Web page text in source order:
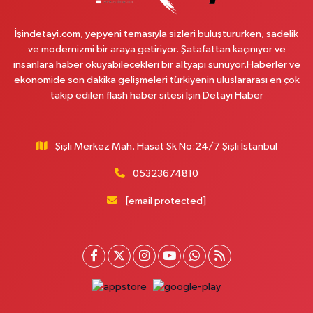
0 (212) 419 24 18 Yol Tarifi Al
Pera Eczanesi
Mimar Sinan Mahallesi, Selçukhan Caddesi No:267 A Sultanbeyli İstanbul
Kağıthane Sağlık Eczanesi
Nurtepe Mahallesi, Şehit Mustafa Burcu Caddesi No:27 A Kağıthane
Yol Tarifi Al
Yeni Mahallesi, 7053 Sokak No:23 B Silivri İstanbul
İşindetayi.com, yepyeni temasıyla sizleri buluştururken, sadelik
ve modernizmi bir araya getiriyor. Şatafattan kaçınıyor ve
insanlara haber okuyabilecekleri bir altyapı sunuyor.Haberler ve
ekonomide son dakika gelişmeleri türkiyenin uluslararası en çok
takip edilen flash haber sitesi İşin Detayı Haber
Şişli Merkez Mah. Hasat Sk No:24/7 Şişli İstanbul
05323674810
[email protected]